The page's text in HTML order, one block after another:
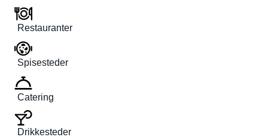
Restauranter
Spisesteder
Catering
Drikkesteder